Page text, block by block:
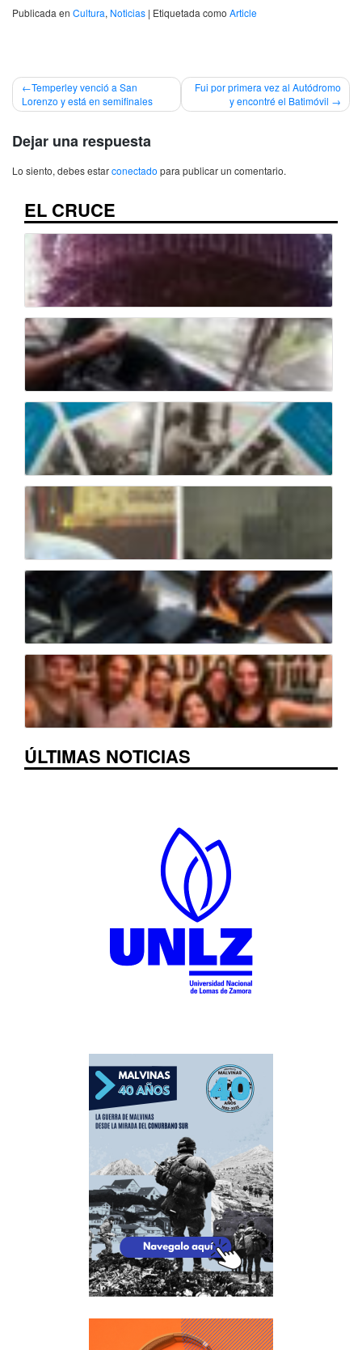
Publicada en Cultura, Noticias | Etiquetada como Article
Navegación
de
entradas
Temperley venció a San
Lorenzo y está en semifinales
Fui por primera vez al Autódromo
y encontré el Batimóvil
Dejar una respuesta
Lo siento, debes estarconectado para publicar un comentario.
EL CRUCE
ÚLTIMAS NOTICIAS